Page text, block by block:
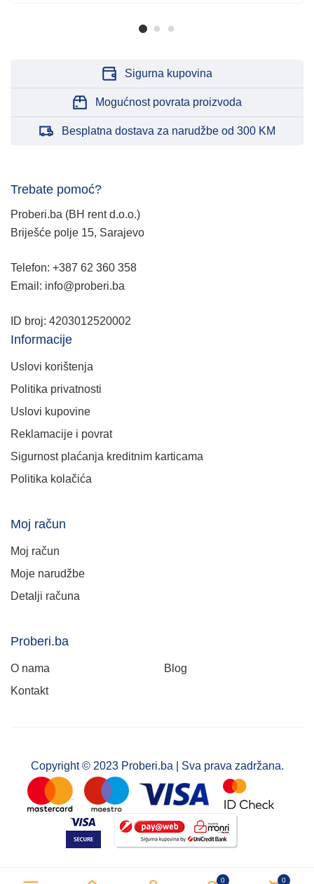
0 0
Sigurna kupovina
Mogućnost povrata proizvoda
Besplatna dostava za narudžbe od 300 KM
Trebate pomoć?
Proberi.ba (BH rent d.o.o.)
Briješće polje 15, Sarajevo
Telefon: +387 62 360 358
Email: info@proberi.ba
ID broj: 4203012520002
Informacije
Uslovi korištenja
Politika privatnosti
Uslovi kupovine
Reklamacije i povrat
Sigurnost plaćanja kreditnim karticama
Politika kolačića
Moj račun
Moj račun
Moje narudžbe
Detalji računa
Proberi.ba
O nama
Blog
Kontakt
Copyright © 2023 Proberi.ba | Sva prava zadržana.